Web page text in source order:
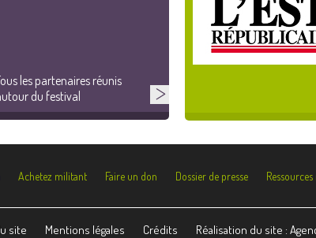
les partenaires réunis
du festival
Achetez militant Faire un don Dossier de presse
site Mentions légales Crédits Réalisation du site :